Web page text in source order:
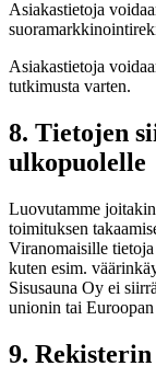
Asiakastietoja
Asiakastietoja
tutkimusta varten.
8. Tietojen
ulkopuolelle
Luovutamme
toimituksen
Viranomaisille tietoja
kuten esim.
Sisusauna Oy ei
unionin tai
9.